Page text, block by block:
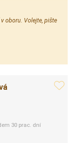
oboru. Volejte, pište
30 prac. dní